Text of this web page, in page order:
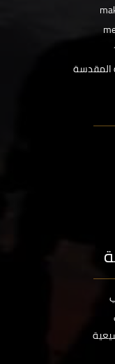
المقدسة